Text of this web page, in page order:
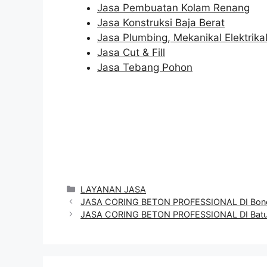
Jasa Pembuatan Kolam Renang
Jasa Konstruksi Baja Berat
Jasa Plumbing, Mekanikal Elektrikal
Jasa Cut & Fill
Jasa Tebang Pohon
Categories
LAYANAN JASA
JASA CORING BETON PROFESSIONAL DI
JASA CORING BETON PROFESSIONAL DI